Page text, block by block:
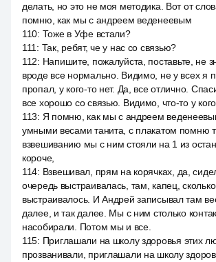
делать, но это не моя методика. Вот от
помню, как мы с андреем веденеевым
110: Тоже в Уфе встали?
111 : Так, ребят, че у нас со связью?
112: Напишите, пожалуйста, поставьте, не
вроде все нормально. Видимо, не у всех я
пропал, у кого-то нет. Да, все отлично.
все хорошо со связью. Видимо, что-то у
113: Я помню, как мы с андреем
умными весами танита, с плакатом помню
взвешиванию мы с ним стояли на 1 из
короче,
114: Взвешивал, прям на корячках, да,
очередь выстраивалась, там, капец,
выстраивалось. И Андрей записывал там
далее, и так далее. Мы с ним столько
насобирали. Потом мы и все.
115: Приглашали на школу здоровья этих
прозванивали, приглашали на школу